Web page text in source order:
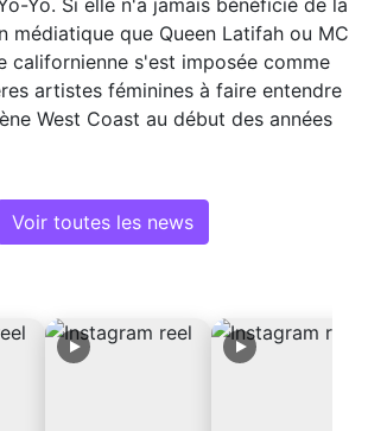
médiatique que Queen Latifah ou MC
californienne s'est imposée comme
artistes féminines à faire entendre
West Coast au début des années
Voir toutes les news